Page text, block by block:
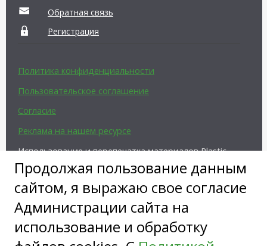
Продолжая пользование данным
сайтом, я выражаю свое согласие
Администрации сайта на
использование и обработку
Обратная связь
Регистрация
Политика конфиденциальности
Пользовательское соглашение
Согласие
Реклама на нашем ресурсе
Использование и перепечатка материалов Plastic-
Surgeon.Ru возможны только с письменного
разрешения администрации и при наличии
активной ссылки на источник.